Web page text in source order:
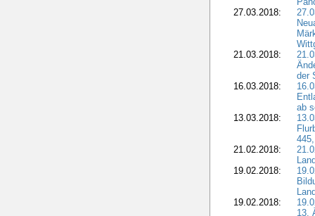
27.03.2018:
21.03.2018:
der
16.03.2018:
ab
13.03.2018:
21.02.2018:
19.02.2018:
19.02.2018:
13.